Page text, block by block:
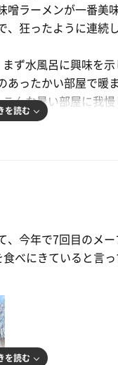
ラーメンが一番美
狂ったように連続
ず水風呂に興味を
ったかい部屋で暖
んな暑い部屋に我
を読む
今年で7回目のメ
べにきていると言
を読む